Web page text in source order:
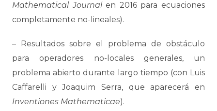
Mathematical Journalen 2016 para ecuaciones
completamente no-lineales).
– Resultados sobre el problema de obstáculo
para operadores no-locales generales, un
problema abierto durante largo tiempo (con Luis
Caffarelli y Joaquim Serra, que aparecerá en
Inventiones Mathematicae).